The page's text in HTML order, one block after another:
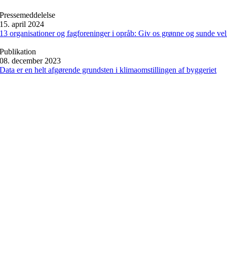
Pressemeddelelse
15. april 2024
13 organisationer og fagforeninger i opråb: Giv os grønne og sunde
Publikation
08. december 2023
Data er en helt afgørende grundsten i klimaomstillingen af byggeriet